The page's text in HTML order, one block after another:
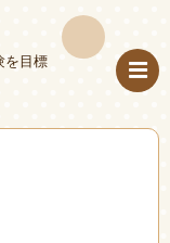
を目標
索